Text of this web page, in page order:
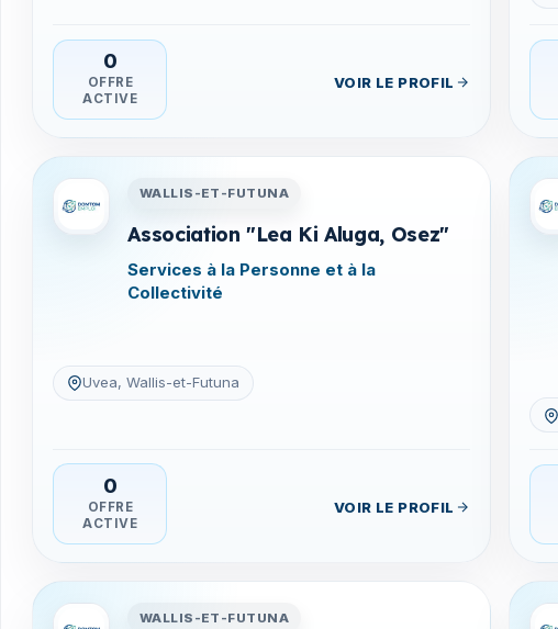
0
OFFRE
ACTIVE
VOIR LE PROFIL
WALLIS-ET-FUTUNA
Association "Lea Ki Aluga, Osez"
Services à la Personne et à la
Collectivité
Uvea, Wallis-et-Futuna
0
OFFRE
ACTIVE
VOIR LE PROFIL
Entreprises en Wallis-et-Futuna
WALLIS-ET-FUTUNA
Entreprises en Wallis-et-Futuna